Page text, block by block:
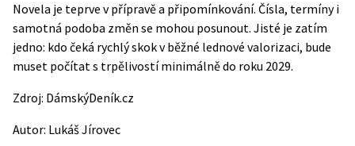
Novela je teprve v přípravě a připomínkování. Čísla, termíny i
samotná podoba změn se mohou posunout. Jisté je zatím
jedno: kdo čeká rychlý skok v běžné lednové valorizaci, bude
muset počítat s trpělivostí minimálně do roku 2029.
Zdroj: DámskýDeník.cz
Autor: Lukáš Jírovec